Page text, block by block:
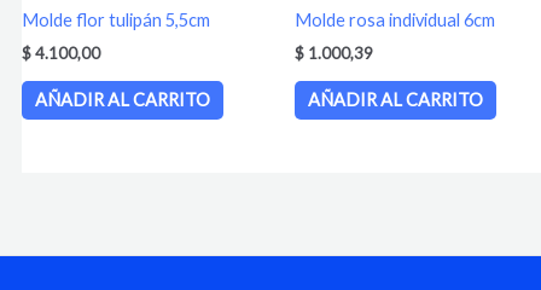
Molde flor tulipán 5,5cm
$4.100,00
AÑADIR AL CARRITO
Molde rosa individual 6cm
$ 1.000,39
AÑADIR AL CARRITO